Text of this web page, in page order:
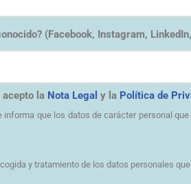
(Facebook, Instagram,
acepto la Nota Legaly la Política de
informa que los datos de carácter personal
y tratamiento de los datos personales